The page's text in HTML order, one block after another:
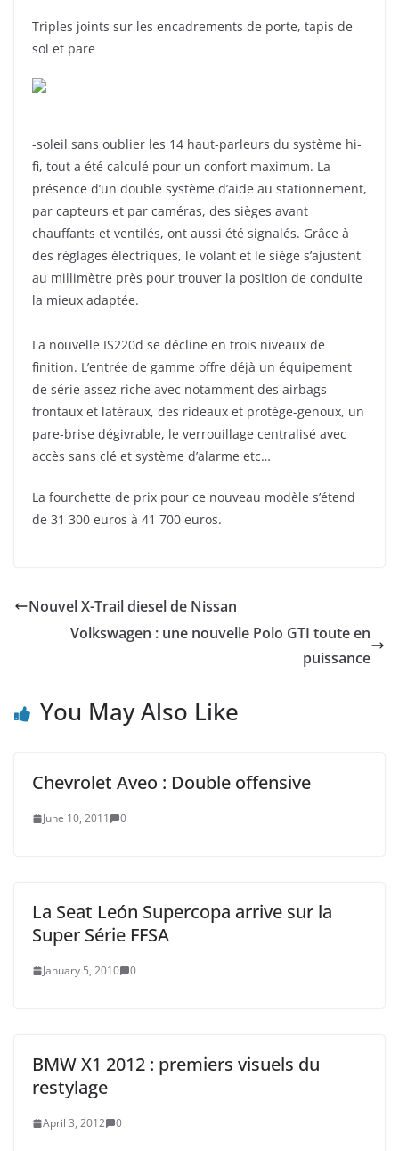
Triples joints sur les encadrements de porte, tapis de
sol et pare
-soleil sans oublier les 14 haut-parleurs du système hi-
fi, tout a été calculé pour un confort maximum. La
présence d’un double système d’aide au stationnement,
par capteurs et par caméras, des sièges avant
chauffants et ventilés, ont aussi été signalés. Grâce à
des réglages électriques, le volant et le siège s’ajustent
au millimètre près pour trouver la position de conduite
la mieux adaptée.
La nouvelle IS220d se décline en trois niveaux de
finition. L’entrée de gamme offre déjà un équipement
de série assez riche avec notamment des airbags
frontaux et latéraux, des rideaux et protège-genoux, un
pare-brise dégivrable, le verrouillage centralisé avec
accès sans clé et système d’alarme etc…
La fourchette de prix pour ce nouveau modèle s’étend
de 31 300 euros à 41 700 euros.
Nouvel X-Trail diesel de Nissan
Volkswagen : une nouvelle Polo GTI toute en
puissance
You May Also Like
Chevrolet Aveo : Double offensive
June 10, 2011 0
La Seat León Supercopa arrive sur la
Super Série FFSA
January 5, 2010 0
BMW X1 2012 : premiers visuels du
restylage
April 3, 2012 0